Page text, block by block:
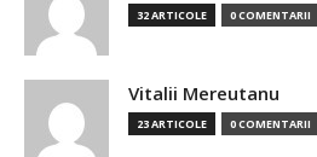
32 ARTICOLE 0 COMENTARII
Vitalii Mereutanu
23 ARTICOLE 0 COMENTARII